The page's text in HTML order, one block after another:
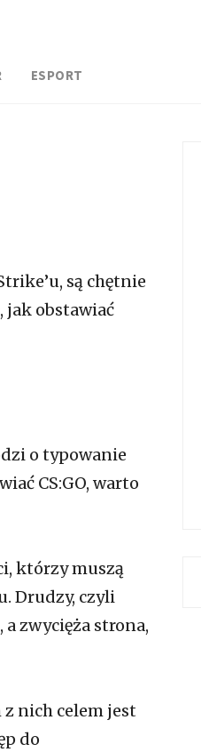
ESPORT
są chętnie
jak obstawiać
o typowanie
CS:GO, warto
którzy muszą
Drudzy, czyli
zwycięża strona,
nich celem jest
do